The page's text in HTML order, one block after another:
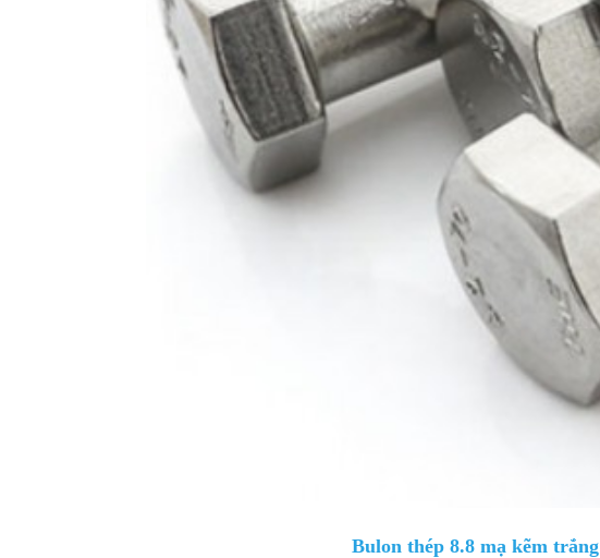
Bulon thép 8.8 mạ kẽm trắng